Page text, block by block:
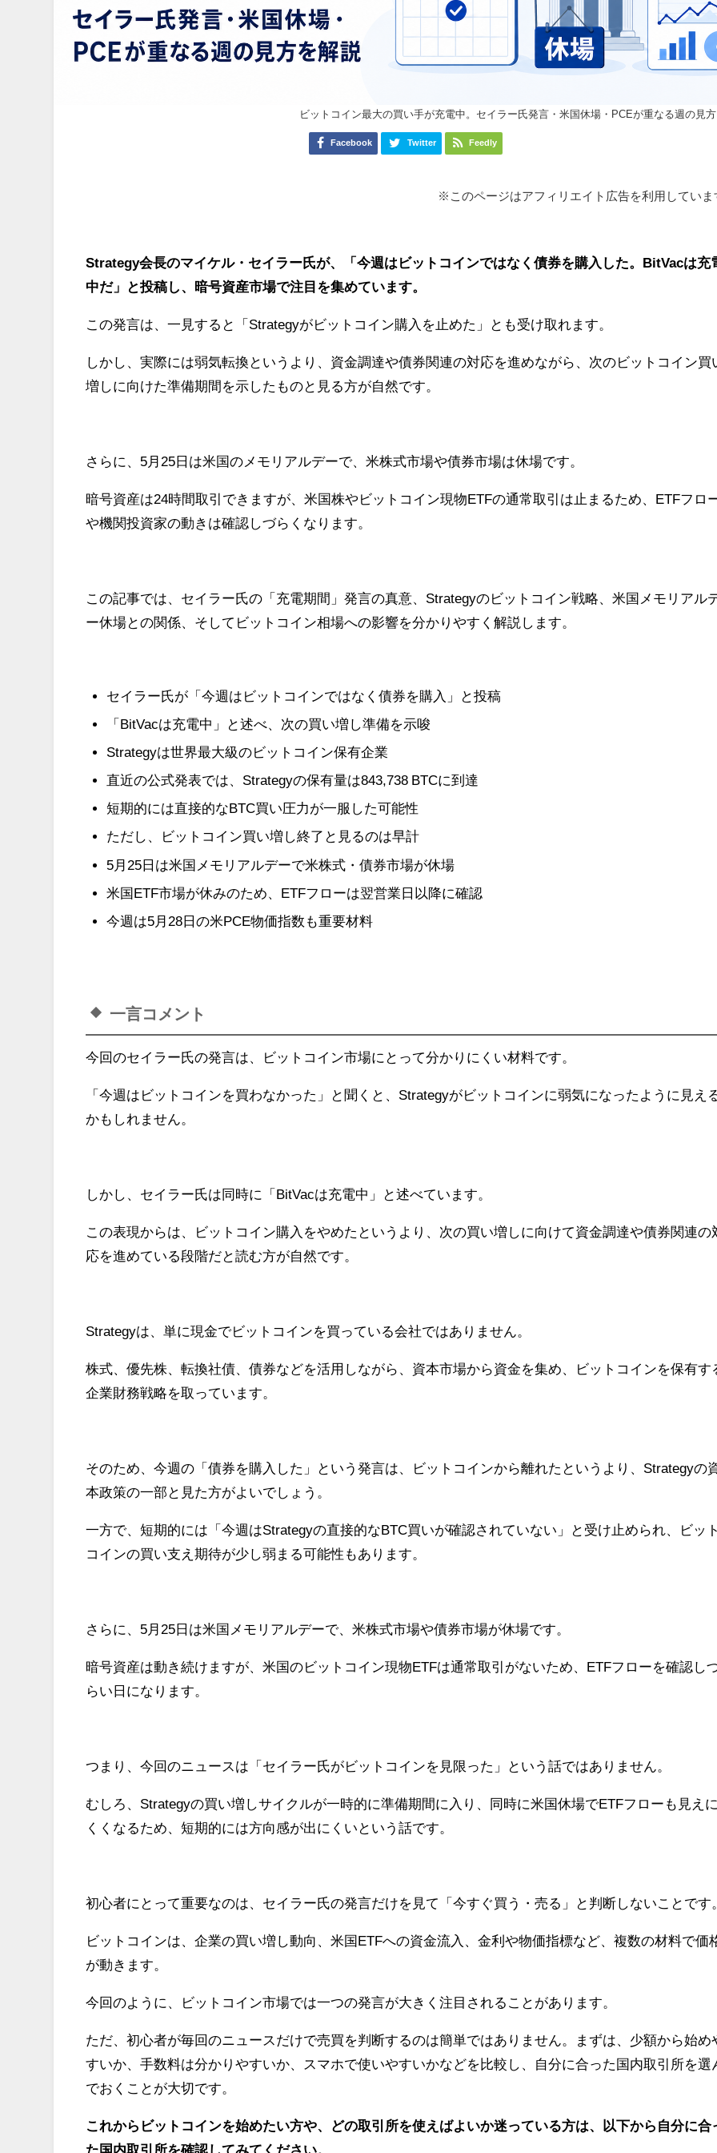
ビットコイン最大の買い手が充電中。セイラー氏発言・米国休場・PCEが重なる週の見方
Facebook Twitter Feedly
※このページはアフィリエイト広告を利用していま
Strategy会長のマイケル・セイラー氏が、「今週はビットコインではなく債券を購入した。BitVacは充
中だ」と投稿し、暗号資産市場で注目を集めています。
この発言は、一見すると「Strategyがビットコイン購入を止めた」とも受け取れます。
しかし、実際には弱気転換というより、資金調達や債券関連の対応を進めながら、次のビットコイン買
増しに向けた準備期間を示したものと見る方が自然です。
さらに、5月25日は米国のメモリアルデーで、米株式市場や債券市場は休場です。
暗号資産は24時間取引できますが、米国株やビットコイン現物ETFの通常取引は止まるため、ETFフロ
や機関投資家の動きは確認しづらくなります。
この記事では、セイラー氏の「充電期間」発言の真意、Strategyのビットコイン戦略、米国メモリアル
ー休場との関係、そしてビットコイン相場への影響を分かりやすく解説します。
セイラー氏が「今週はビットコインではなく債券を購入」と投稿
「BitVacは充電中」と述べ、次の買い増し準備を示唆
Strategyは世界最大級のビットコイン保有企業
直近の公式発表では、Strategyの保有量は843,738 BTCに到達
短期的には直接的なBTC買い圧力が一服した可能性
ただし、ビットコイン買い増し終了と見るのは早計
5月25日は米国メモリアルデーで米株式・債券市場が休場
米国ETF市場が休みのため、ETFフローは翌営業日以降に確認
今週は5月28日の米PCE物価指数も重要材料
一言コメント
今回のセイラー氏の発言は、ビットコイン市場にとって分かりにくい材料です。
「今週はビットコインを買わなかった」と聞くと、Strategyがビットコインに弱気になったように見え
かもしれません。
しかし、セイラー氏は同時に「BitVacは充電中」と述べています。
この表現からは、ビットコイン購入をやめたというより、次の買い増しに向けて資金調達や債券関連の
応を進めている段階だと読む方が自然です。
Strategyは、単に現金でビットコインを買っている会社ではありません。
株式、優先株、転換社債、債券などを活用しながら、資本市場から資金を集め、ビットコインを保有す
企業財務戦略を取っています。
そのため、今週の「債券を購入した」という発言は、ビットコインから離れたというより、Strategyの
本政策の一部と見た方がよいでしょう。
一方で、短期的には「今週はStrategyの直接的なBTC買いが確認されていない」と受け止められ、ビット
コインの買い支え期待が少し弱まる可能性もあります。
さらに、5月25日は米国メモリアルデーで、米株式市場や債券市場が休場です。
暗号資産は動き続けますが、米国のビットコイン現物ETFは通常取引がないため、ETFフローを確認し
らい日になります。
つまり、今回のニュースは「セイラー氏がビットコインを見限った」という話ではありません。
むしろ、Strategyの買い増しサイクルが一時的に準備期間に入り、同時に米国休場でETFフローも見えに
くくなるため、短期的には方向感が出にくいという話です。
初心者にとって重要なのは、セイラー氏の発言だけを見て「今すぐ買う・売る」と判断しないことです
ビットコインは、企業の買い増し動向、米国ETFへの資金流入、金利や物価指標など、複数の材料で価
が動きます。
今回のように、ビットコイン市場では一つの発言が大きく注目されることがあります。
ただ、初心者が毎回のニュースだけで売買を判断するのは簡単ではありません。まずは、少額から始め
すいか、手数料は分かりやすいか、スマホで使いやすいかなどを比較し、自分に合った国内取引所を選
でおくことが大切です。
これからビットコインを始めたい方や、どの取引所を使えばよいか迷っている方は、以下から自分に合
た国内取引所を確認してみてください。